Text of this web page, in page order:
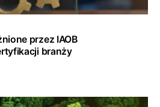
przez IAOB
branży